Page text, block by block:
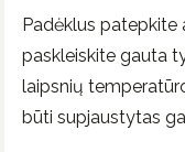
Padėklus patepkite
paskleiskite gauta
laipsnių
būti supjaustytas